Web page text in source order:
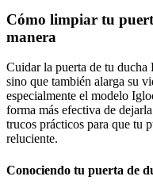
Cómo limpiar tu
manera
Cuidar la puerta de tu ducha
sino que también alarga su
especialmente el modelo
forma más efectiva de
trucos prácticos para que tu
reluciente.
Conociendo tu puerta de